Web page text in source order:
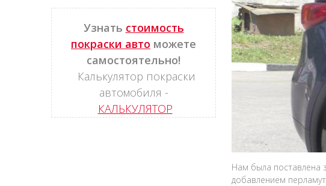
Нам была поставлена
добавлением
Узнать стоимость
покраски авто можете
самостоятельно!
Калькулятор покраски
автомобиля -
КАЛЬКУЛЯТОР